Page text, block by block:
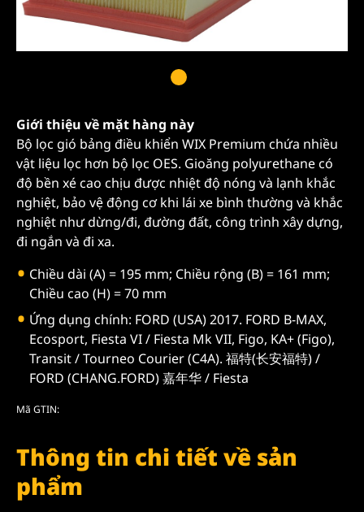
Giới thiệu về mặt hàng này
Bộ lọc gió bảng điều khiển WIX Premium chứa nhiều
vật liệu lọc hơn bộ lọc OES. Gioăng polyurethane có
độ bền xé cao chịu được nhiệt độ nóng và lạnh khắc
nghiệt, bảo vệ động cơ khi lái xe bình thường và khắc
nghiệt như dừng/đi, đường đất, công trình xây dựng,
đi ngắn và đi xa.
Chiều dài (A) = 195 mm; Chiều rộng (B) = 161 mm;
Chiều cao (H) = 70 mm
Ứng dụng chính: FORD (USA) 2017. FORD B-MAX,
Ecosport, Fiesta VI / Fiesta Mk VII, Figo, KA+ (Figo),
Transit / Tourneo Courier (C4A). 福特(长安福特) /
FORD (CHANG.FORD) 嘉年华 / Fiesta
Mã GTIN:
Thông tin chi tiết về sản
phẩm